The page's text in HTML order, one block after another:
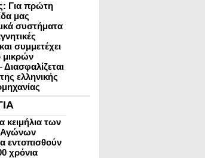
Για πρώτη
μας
συστήματα
συμμετέχει
μικρών
ελληνικής
κειμήλια των
Αγώνων
εντοπισθούν
χρόνια